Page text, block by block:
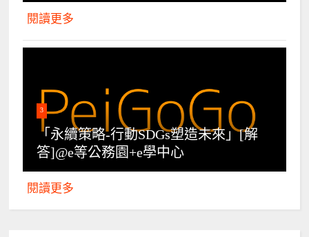
閱讀更多
3
「永續策略-行動SDGs塑造未來」[解
答]@e等公務園+e學中心
閱讀更多